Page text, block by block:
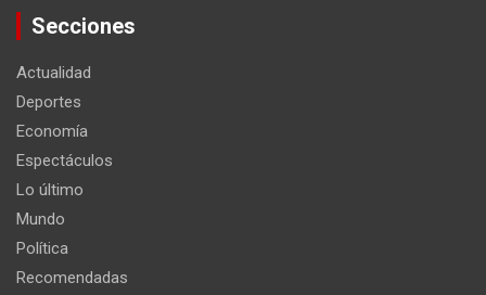
Secciones
Actualidad
Deportes
Economía
Espectáculos
Lo último
Mundo
Política
Recomendadas